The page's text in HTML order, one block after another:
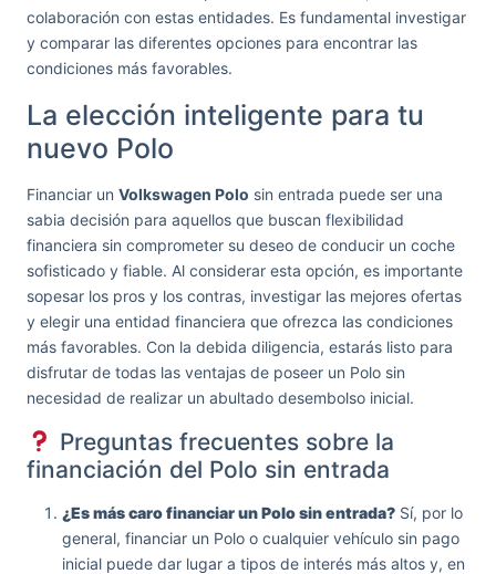
colaboración con estas entidades. Es fundamental investigar
y comparar las diferentes opciones para encontrar las
condiciones más favorables.
La elección inteligente para tu
nuevo Polo
Financiar un Volkswagen Polo sin entrada puede ser una
sabia decisión para aquellos que buscan flexibilidad
financiera sin comprometer su deseo de conducir un coche
sofisticado y fiable. Al considerar esta opción, es importante
sopesar los pros y los contras, investigar las mejores ofertas
y elegir una entidad financiera que ofrezca las condiciones
más favorables. Con la debida diligencia, estarás listo para
disfrutar de todas las ventajas de poseer un Polo sin
necesidad de realizar un abultado desembolso inicial.
Preguntas frecuentes sobre la
financiación del Polo sin entrada
¿Es más caro financiar un Polo sin entrada? Sí, por lo
general, financiar un Polo o cualquier vehículo sin pago
inicial puede dar lugar a tipos de interés más altos y, en